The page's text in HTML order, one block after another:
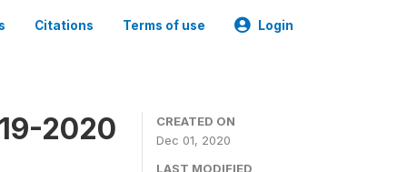
Citations Terms of use Login
2020
CREATED ON
Dec 01, 2020
LAST MODIFIED